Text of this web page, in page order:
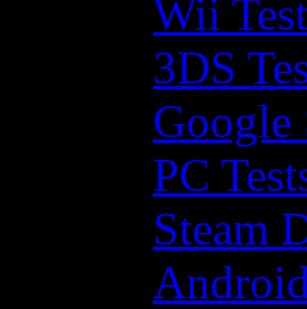
Wii
3DS
Google
PC
Steam